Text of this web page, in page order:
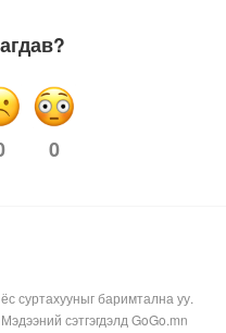
0
суртахууныг баримтална уу.
сэтгэгдэлд GoGo.mn